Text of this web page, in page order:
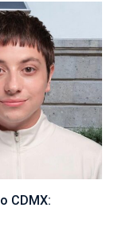
CDMX: